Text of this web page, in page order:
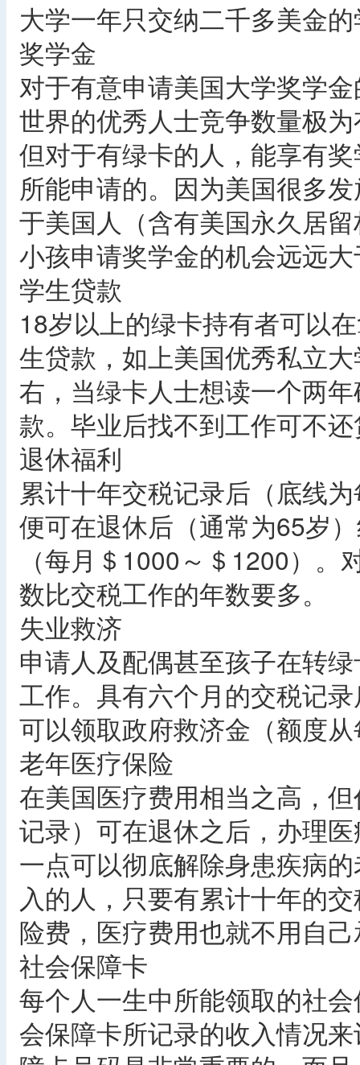
大学一年只交纳二千多美金
奖学金
对于有意申请美国大学奖学
世界的优秀人士竞争数量极
但对于有绿卡的人，能享有
所能申请的。因为美国很多
于美国人（含有美国永久居
小孩申请奖学金的机会远远
学生贷款
18岁以上的绿卡持有者可以
生贷款，如上美国优秀私立
右，当绿卡人士想读一个两
款。毕业后找不到工作可不
退休福利
累计十年交税记录后（底线
便可在退休后（通常为65岁
（每月＄1000～＄1200）
数比交税工作的年数要多。
失业救济
申请人及配偶甚至孩子在转
工作。具有六个月的交税记
可以领取政府救济金（额度
老年医疗保险
在美国医疗费用相当之高，
记录）可在退休之后，办理
一点可以彻底解除身患疾病
入的人，只要有累计十年的
险费，医疗费用也就不用自
社会保障卡
每个人一生中所能领取的社
会保障卡所记录的收入情况